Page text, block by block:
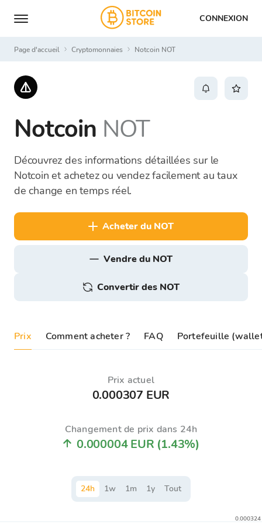
CONNEXION
Page d'accueil Cryptomonnaies Notcoin NOT
Notcoin NOT
Découvrez des informations détaillées sur le
Notcoin et achetez ou vendez facilement au taux
de change en temps réel.
acheter du NOT
vendre du NOT
Convertir des NOT
Prix Comment acheter ? FAQ Portefeuille
Prix ​​actuel
0.000307 EUR
Changement de prix dans 24h
0.000004 EUR (1.43%)
24h 1w 1m 1y Tout
0.000324